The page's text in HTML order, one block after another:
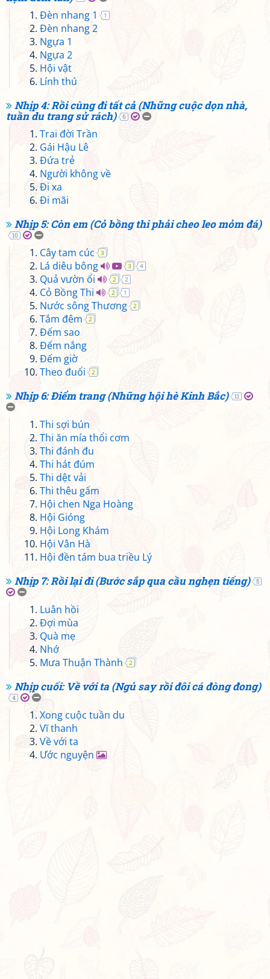
Đèn nhang 1 1
Đèn nhang 2
Ngựa 1
Ngựa 2
Hội vật
Lính thú
Nhịp 4: Rồi cùng đi tất cả (Những cuộc dọn nhà,
tuần du trang sử rách) 6
Trai đời Trần
Gái Hậu Lê
Đứa trẻ
Người không về
Đi xa
Đi mãi
Nhịp 5: Còn em (Cỏ bồng thi phải cheo leo mỏm đá)
10
Cây tam cúc 3
Lá diêu bông 3 4
Quả vườn ổi 2 2
Cỏ Bồng Thi 2 1
Nước sông Thương 2
Tắm đêm 2
Đếm sao
Đếm nắng
Đếm giờ
Theo đuổi
2
Nhịp 6: Điểm trang (Những hội hè Kinh Bắc) 11
Thi sợi bún
Thi ăn mía thổi cơm
Thi đánh đu
Thi hát đúm
Thi dệt vải
Thi thêu gấm
Hội chen Nga Hoàng
Hội Gióng
Hội Long Khám
Hội Vân Hà
Hội đền tám bua triều Lý
Nhịp 7: Rồi lại đi (Bước sắp qua cầu nghẹn tiếng) 5
Luân hồi
Đợi mùa
Quà mẹ
Nhớ
Mưa Thuận Thành
2
Nhịp cuối: Về với ta (Ngủ say rồi đôi cá đòng đong)
4
Xong cuộc tuần du
Vĩ thanh
Về với ta
Ước nguyện